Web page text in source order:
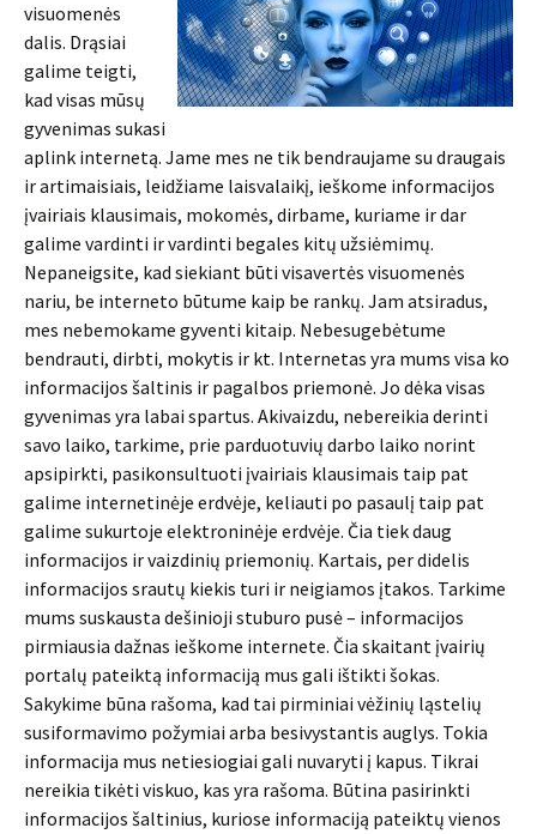
visuomenės
dalis. Drąsiai
galime teigti,
kad visas mūsų
gyvenimas sukasi
aplink internetą. Jame mes ne tik bendraujame su draugais
ir artimaisiais, leidžiame laisvalaikį, ieškome informacijos
įvairiais klausimais, mokomės, dirbame, kuriame ir dar
galime vardinti ir vardinti begales kitų užsiėmimų.
Nepaneigsite, kad siekiant būti visavertės visuomenės
nariu, be interneto būtume kaip be rankų. Jam atsiradus,
mes nebemokame gyventi kitaip. Nebesugebėtume
bendrauti, dirbti, mokytis ir kt. Internetas yra mums visa ko
informacijos šaltinis ir pagalbos priemonė. Jo dėka visas
gyvenimas yra labai spartus. Akivaizdu, nebereikia derinti
savo laiko, tarkime, prie parduotuvių darbo laiko norint
apsipirkti, pasikonsultuoti įvairiais klausimais taip pat
galime internetinėje erdvėje, keliauti po pasaulį taip pat
galime sukurtoje elektroninėje erdvėje. Čia tiek daug
informacijos ir vaizdinių priemonių. Kartais, per didelis
informacijos srautų kiekis turi ir neigiamos įtakos. Tarkime
mums suskausta dešinioji stuburo pusė – informacijos
pirmiausia dažnas ieškome internete. Čia skaitant įvairių
portalų pateiktą informaciją mus gali ištikti šokas.
Sakykime būna rašoma, kad tai pirminiai vėžinių ląstelių
susiformavimo požymiai arba besivystantis auglys. Tokia
informacija mus netiesiogiai gali nuvaryti į kapus. Tikrai
nereikia tikėti viskuo, kas yra rašoma. Būtina pasirinkti
informacijos šaltinius, kuriose informaciją pateiktų vienos